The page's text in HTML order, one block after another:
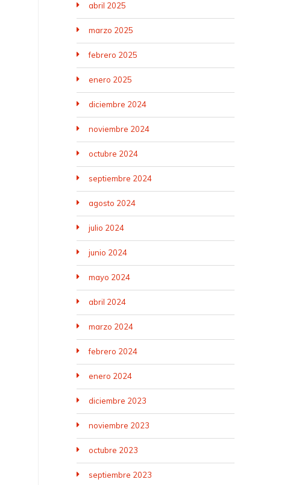
abril 2025
marzo 2025
febrero 2025
enero 2025
diciembre 2024
noviembre 2024
octubre 2024
septiembre 2024
agosto 2024
julio 2024
junio 2024
mayo 2024
abril 2024
marzo 2024
febrero 2024
enero 2024
diciembre 2023
noviembre 2023
octubre 2023
septiembre 2023